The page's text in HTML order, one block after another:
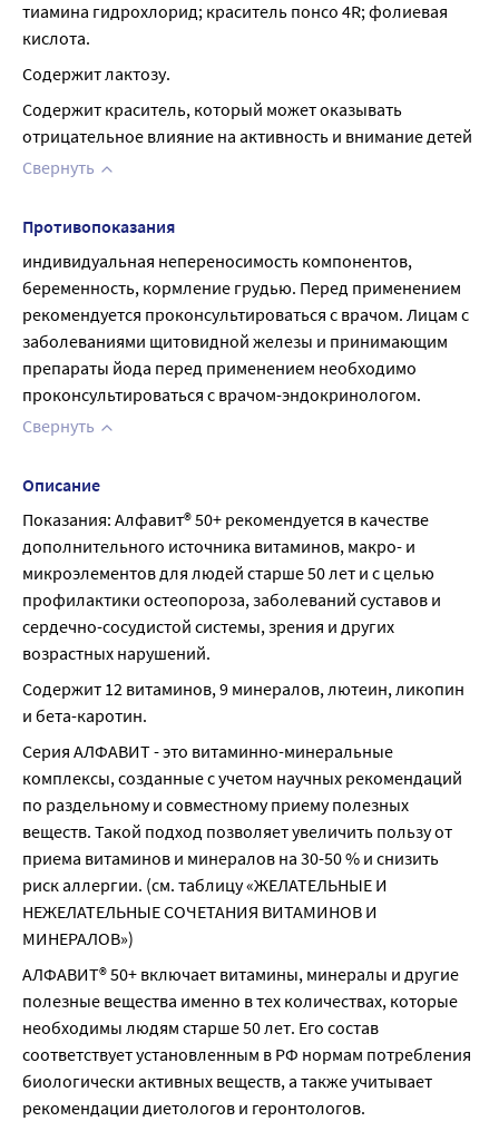
тиамина гидрохлорид; краситель понсо 4R; фолиевая
кислота.
Содержит лактозу.
Содержит краситель, который может оказывать
отрицательное влияние на активность и внимание детей
Свернуть
Противопоказания
индивидуальная непереносимость компонентов,
беременность, кормление грудью. Перед применением
рекомендуется проконсультироваться с врачом. Лицам с
заболеваниями щитовидной железы и принимающим
препараты йода перед применением необходимо
проконсультироваться с врачом-эндокринологом.
Свернуть
Описание
Показания: Алфавит® 50+ рекомендуется в качестве
дополнительного источника витаминов, макро- и
микроэлементов для людей старше 50 лет и с целью
профилактики остеопороза, заболеваний суставов и
сердечно-сосудистой системы, зрения и других
возрастных нарушений.
Содержит 12 витаминов, 9 минералов, лютеин, ликопин
и бета-каротин.
Серия АЛФАВИТ - это витаминно-минеральные
комплексы, созданные с учетом научных рекомендаций
по раздельному и совместному приему полезных
веществ. Такой подход позволяет увеличить пользу от
приема витаминов и минералов на 30-50 % и снизить
риск аллергии. (см. таблицу «ЖЕЛАТЕЛЬНЫЕ И
НЕЖЕЛАТЕЛЬНЫЕ СОЧЕТАНИЯ ВИТАМИНОВ И
МИНЕРАЛОВ»)
АЛФАВИТ® 50+ включает витамины, минералы и другие
полезные вещества именно в тех количествах, которые
необходимы людям старше 50 лет. Его состав
соответствует установленным в РФ нормам потребления
биологически активных веществ, а также учитывает
рекомендации диетологов и геронтологов.